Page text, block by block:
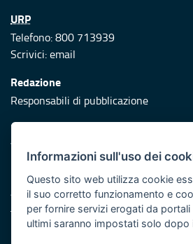
URP
Telefono: 800 713939
Scrivici:email
Redazione
Responsabili di pubblicazione
Protezione civile
Vai al sito di Protezione Civile Puglia
Iniziativa finanziata con risorse del
Asse XI
Note legali
Informazioni sull'uso dei
Questo sito web utilizza cookie
il suo corretto funzionamento e
per fornire servizi erogati da portali
ultimi saranno impostati solo dopo